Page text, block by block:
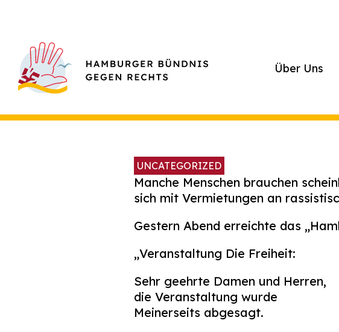
Über Uns
UNCATEGORIZED
Manche Menschen brauchen
sich mit Vermietungen an
Gestern Abend erreichte das
„Veranstaltung Die Freiheit:
Sehr geehrte Damen und Herren,
die Veranstaltung wurde
Meinerseits abgesagt.